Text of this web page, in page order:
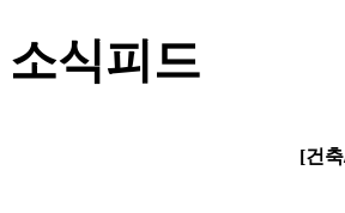
소식피드
[건